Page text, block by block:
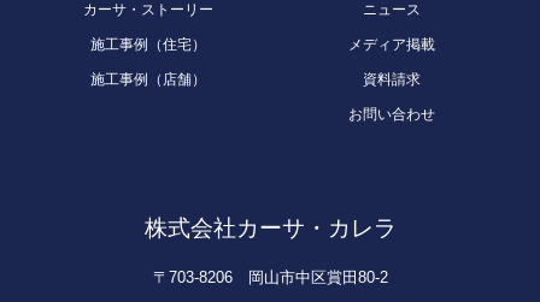
カーサ・ストーリー
施工事例（住宅）
施工事例（店舗）
ニュース
メディア掲載
資料請求
お問い合わせ
株式会社カーサ・カレラ
〒703-8206 岡山市中区賞田80-2